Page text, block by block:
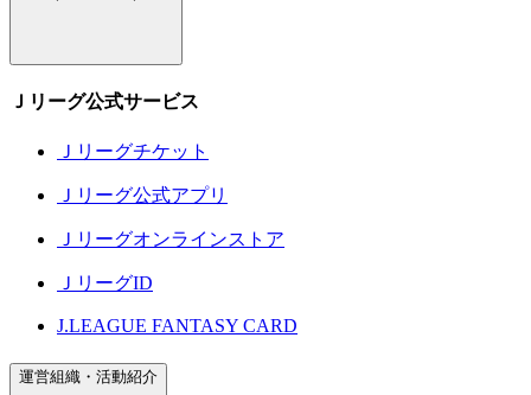
Ｊリーグ公式サービス
Ｊリーグチケット
Ｊリーグ公式アプリ
Ｊリーグオンラインストア
ＪリーグID
J.LEAGUE FANTASY CARD
運営組織・活動紹介